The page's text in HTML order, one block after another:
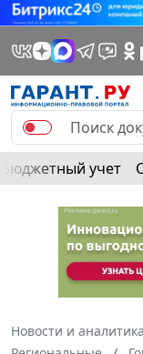
Бюджетный учет
Новости и аналитика